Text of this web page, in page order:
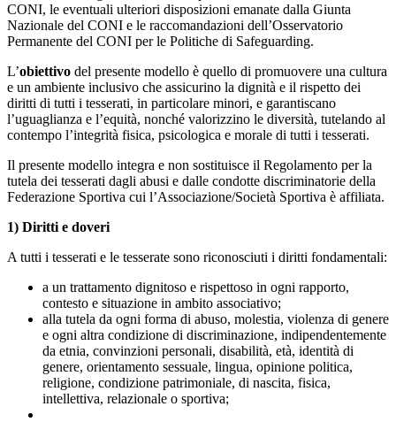
CONI, le eventuali ulteriori disposizioni emanate dalla Giunta
Nazionale del CONI e le raccomandazioni dell’Osservatorio
Permanente del CONI per le Politiche di Safeguarding.
L’obiettivo del presente modello è quello di promuovere una cultura
e un ambiente inclusivo che assicurino la dignità e il rispetto dei
diritti di tutti i tesserati, in particolare minori, e garantiscano
l’uguaglianza e l’equità, nonché valorizzino le diversità, tutelando al
contempo l’integrità fisica, psicologica e morale di tutti i tesserati.
Il presente modello integra e non sostituisce il Regolamento per la
tutela dei tesserati dagli abusi e dalle condotte discriminatorie della
Federazione Sportiva cui l’Associazione/Società Sportiva è affiliata.
1) Diritti e doveri
A tutti i tesserati e le tesserate sono riconosciuti i diritti fondamentali:
a un trattamento dignitoso e rispettoso in ogni rapporto,
contesto e situazione in ambito associativo;
alla tutela da ogni forma di abuso, molestia, violenza di genere
e ogni altra condizione di discriminazione, indipendentemente
da etnia, convinzioni personali, disabilità, età, identità di
genere, orientamento sessuale, lingua, opinione politica,
religione, condizione patrimoniale, di nascita, fisica,
intellettiva, relazionale o sportiva;